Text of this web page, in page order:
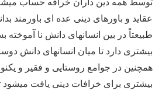
عقاید و باورهای دینی عده ای باورمند
طبیعتاً در بین انسانهای دانش نا آموخته
بیشتری دارد تا میان انسانهای دانش
همچنین در جوامع روستایی و فقیر و
بیشتری برای خرافات دینی یافت